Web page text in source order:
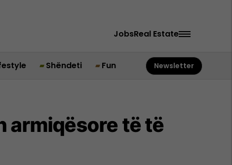
JobsReal Estate
Shëndeti Fun Newsletter
armiqësore të të